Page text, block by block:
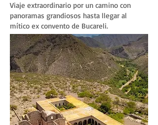
Viaje extraordinario por un camino con
panoramas grandiosos hasta llegar al
mítico ex convento de Bucareli.